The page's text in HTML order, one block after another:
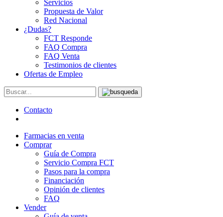
Servicios
Propuesta de Valor
Red Nacional
¿Dudas?
FCT Responde
FAQ Compra
FAQ Venta
Testimonios de clientes
Ofertas de Empleo
Contacto
Farmacias en venta
Comprar
Guía de Compra
Servicio Compra FCT
Pasos para la compra
Financiación
Opinión de clientes
FAQ
Vender